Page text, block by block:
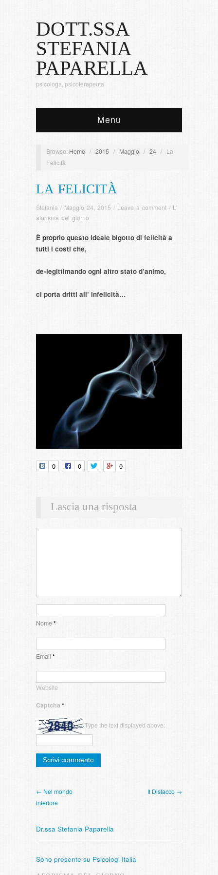
DOTT.SSA
STEFANIA
PAPARELLA
psicologa, psicoterapeuta
Menu
Browse: Home / 2015 / Maggio / 24 / La
Felicità
LA FELICITÀ
Stefania / Maggio 24, 2015 / Leave a comment / L'
aforisma del giorno
È proprio questo ideale bigotto di felicità a
tutti i costi che,
de-legittimando ogni altro stato d’animo,
ci porta dritti all’ infelicità…
0 0 0
Lascia una risposta
Nome*
Email *
Website
Captcha *
Type the text displayed above:
← Nel mondo
interiore
Il Distacco →
Dr.ssa Stefania Paparella
Sono presente su Psicologi Italia